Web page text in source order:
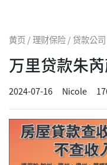
黄页 / 理财保险 / 贷款公司
万里贷款朱
2024-07-16 Nicole